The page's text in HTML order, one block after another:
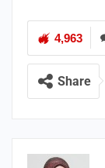
4,963
Share